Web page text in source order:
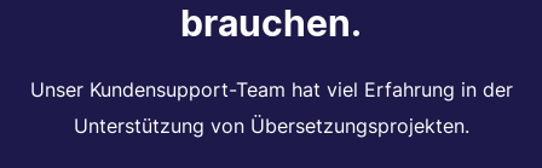
brauchen.
Unser Kundensupport-Team hat viel Erfahrung in der
Unterstützung von Übersetzungsprojekten.